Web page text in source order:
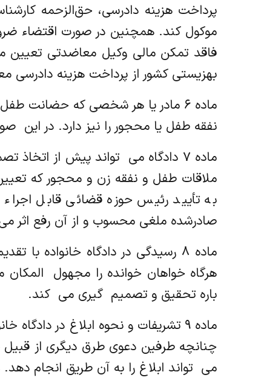
پرداخت هزینه دادرسی، حق‌الزحمه
موکول کند. همچنین در صورت اقتضاء
فاقد تمکن مالی وکیل معاضدتی تعیین
بهزیستی کشور از پرداخت هزینه دادرسی
ماده ۶ مادر یا هر شخصی که حضانت
نفقه طفل یا محجور را نیز دارد. در این
ماده ۷ دادگاه می ‌ تواند پیش از
ملاقات طفل و نفقه زن و محجور که
به تأیید رئیس حوزه قضائی قابل
صادرشده ملغی محسوب و از آن رفع اثر می
ماده ۸ رسیدگی در دادگاه
هرگاه خواهان خوانده را مجهول ‌ المکان
باره تحقیق و تصمیم ‌ گیری می ‌ کند.
ماده ۹ تشریفات و نحوه ابلاغ در
چنانچه طرفین دعوی طرق دیگری از قبیل
می ‌ تواند ابلاغ را به آن طریق انجام